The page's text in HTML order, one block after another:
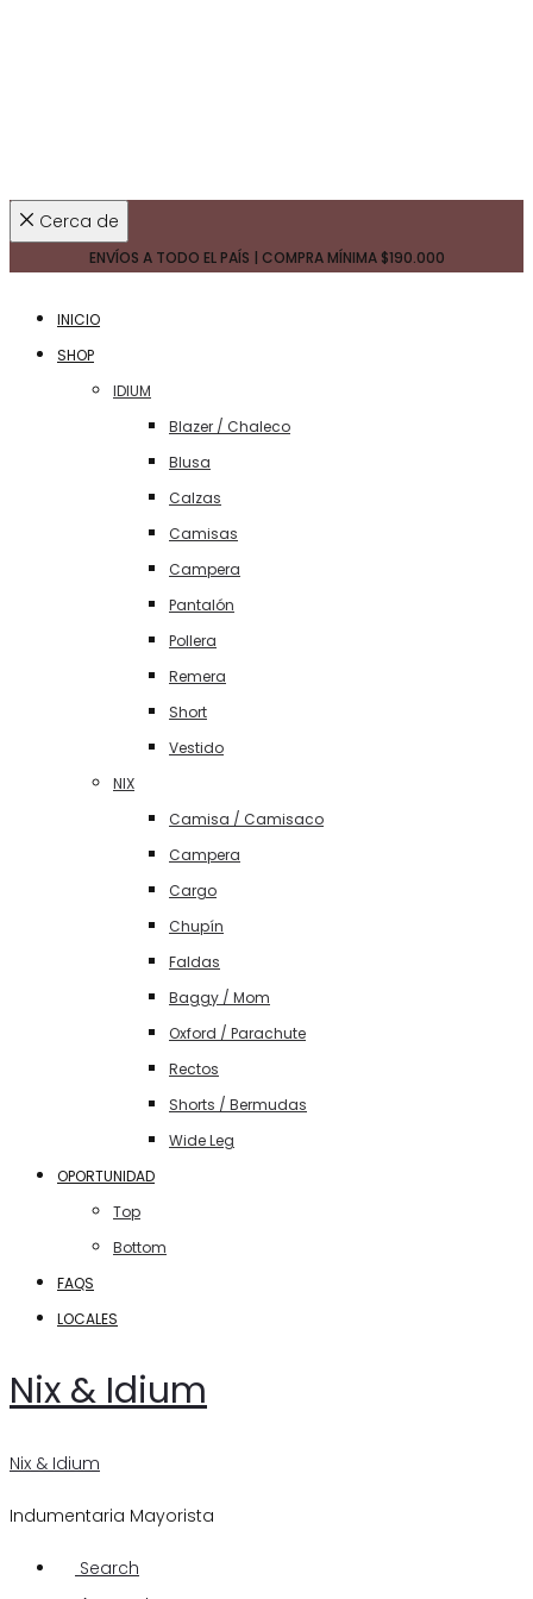
Cerca de
ENVÍOS A TODO EL PAÍS | COMPRA MÍNIMA $190.000
INICIO
SHOP
IDIUM
Blazer / Chaleco
Blusa
Calzas
Camisas
Campera
Pantalón
Pollera
Remera
Short
Vestido
NIX
Camisa / Camisaco
Campera
Cargo
Chupín
Faldas
Baggy / Mom
Oxford / Parachute
Rectos
Shorts / Bermudas
Wide Leg
OPORTUNIDAD
Top
Bottom
FAQS
LOCALES
Nix & Idium
Nix & Idium
Indumentaria Mayorista
Search